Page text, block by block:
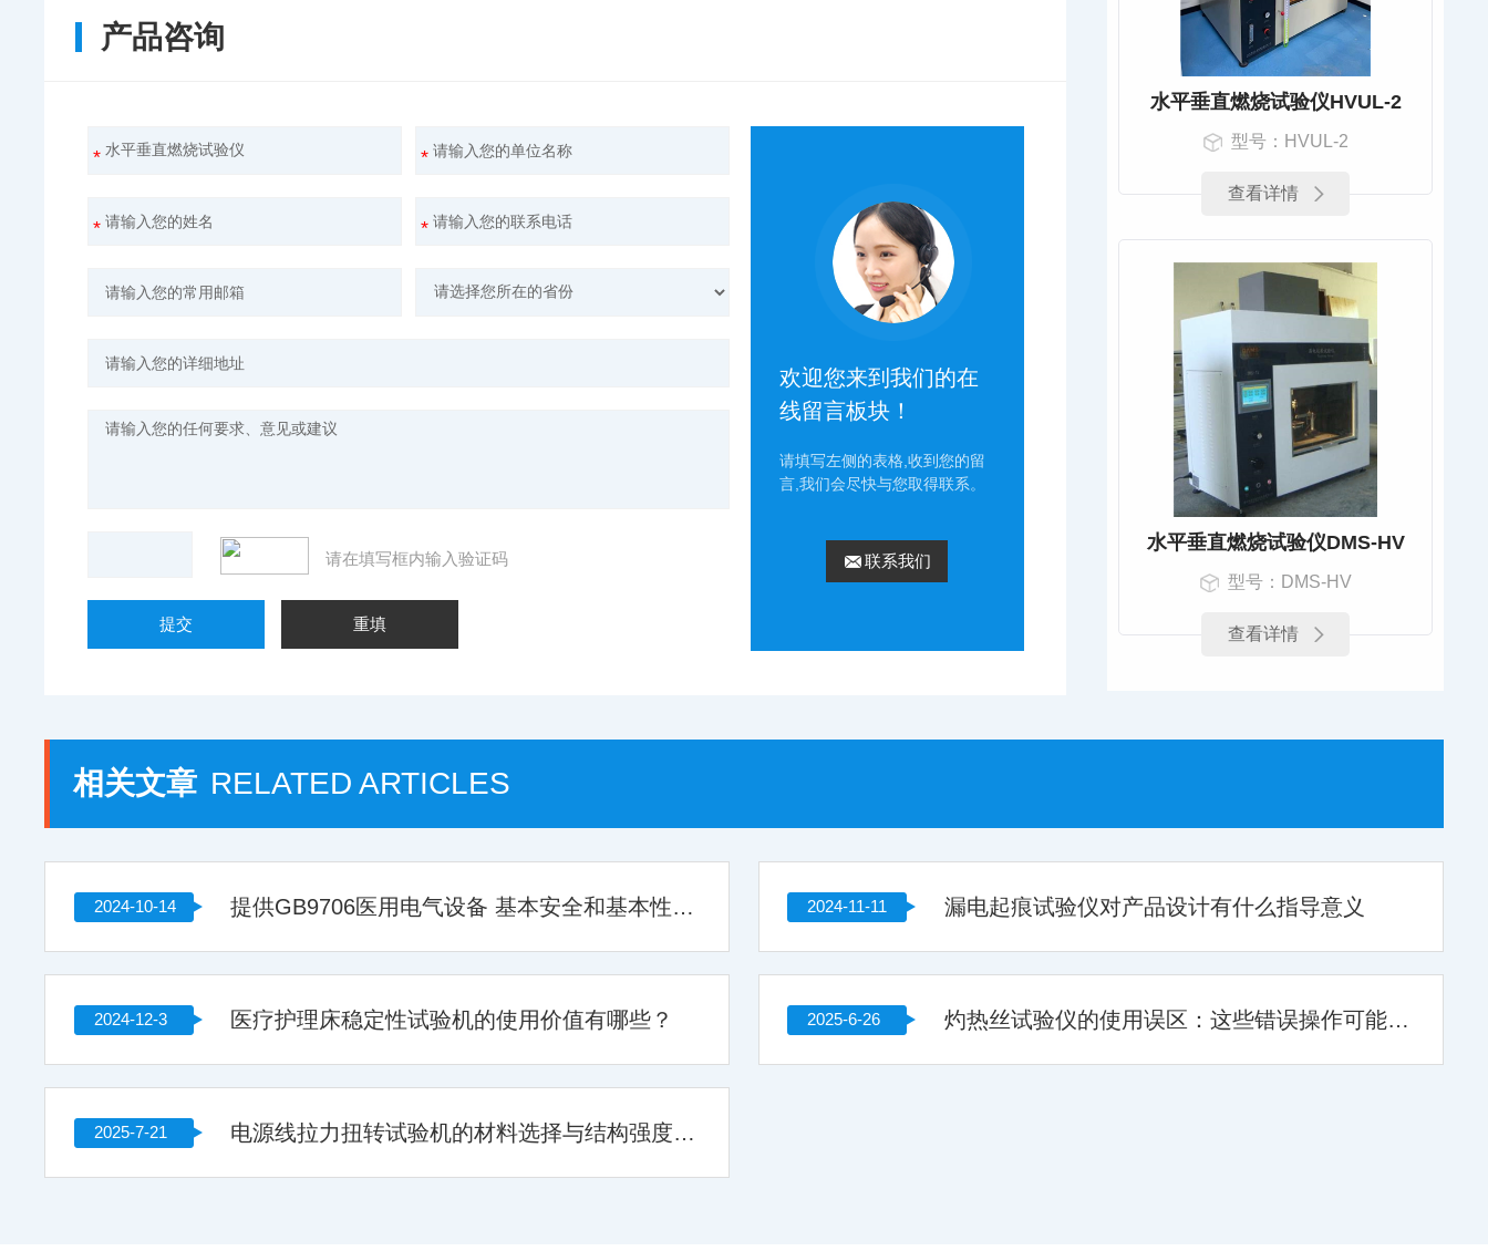
水平垂直燃烧试验仪HVUL-2
型号：HVUL-2
查看详情
水平垂直燃烧试验仪DMS-HV
型号：DMS-HV
查看详情
产品咨询
请在填写框内输入验证码
欢迎您来到我们的在
线留言板块！
请填写左侧的表格,收到您的留
言,我们会尽快与您取得联系。
联系我们
相关文章 RELATED ARTICLES
2024-10-14 提供GB9706医用电气设备 基本安全和基本性能的通用要求 2024-11-11 漏电起痕试验仪对产品设计有什么指导意义
2024-12-3 医疗护理床稳定性试验机的使用价值有哪些？ 2025-6-26 灼热丝试验仪的使用误区：这些错误操作可能影响检测结果
2025-7-21 电源线拉力扭转试验机的材料选择与结构强度分析